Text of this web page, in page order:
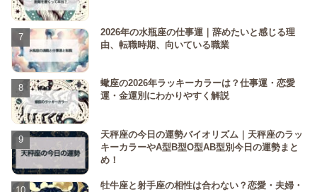
2026年の水瓶座の仕事運｜辞めたいと感じる理
由、転職時期、向いている職業
蠍座の2026年ラッキーカラーは？仕事運・恋愛
運・金運別にわかりやすく解説
天秤座の今日の運勢バイオリズム｜天秤座のラッ
キーカラーやA型B型O型AB型別今日の運勢まと
め！
牡牛座と射手座の相性は合わない？恋愛・夫婦・